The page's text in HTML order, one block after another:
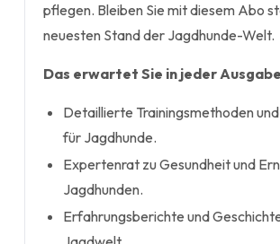
pflegen. Bleiben Sie mit diesem Abo
neuesten Stand der Jagdhunde-Welt.
Das erwartet Sie in jeder
Detaillierte Trainingsmethoden
für Jagdhunde.
Expertenrat zu Gesundheit und
Jagdhunden.
Erfahrungsberichte und